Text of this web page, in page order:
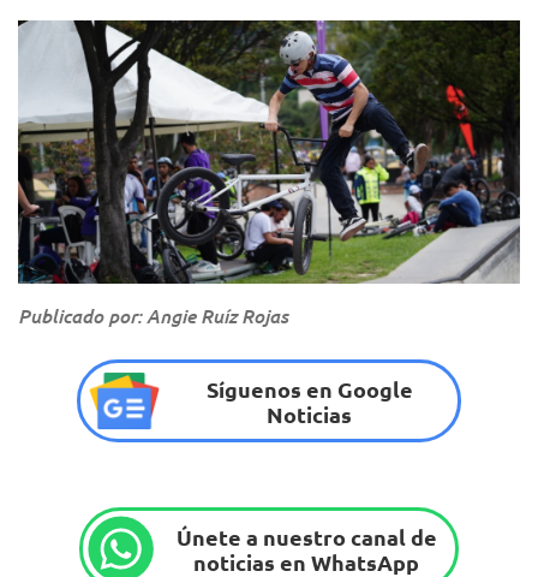
Publicado por: Angie Ruíz Rojas
Síguenos en Google
Noticias
Únete a nuestro canal de
noticias en WhatsApp